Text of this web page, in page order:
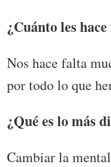
¿Cuánto les
Nos hace falta
por todo lo que
¿Qué es lo más
Cambiar la